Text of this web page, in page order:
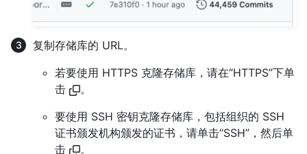
复制存储库的 URL。
若要使用 HTTPS 克隆存储库，请在“HTTPS”下单
击
。
要使用 SSH 密钥克隆存储库，包括组织的 SSH
证书颁发机构颁发的证书，请单击“SSH”，然后单
击
。